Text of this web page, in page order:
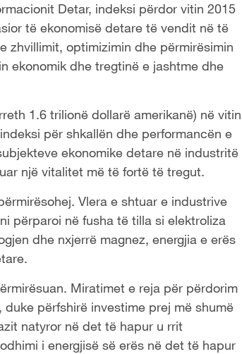
Detar, indeksi përdor vitin 2015
të ekonomisë detare të vendit në të
zhvillimit, optimizimin dhe përmirësimin
ekonomik dhe tregtinë e jashtme dhe
1.6 trilionë dollarë amerikanë) në vitin
për shkallën dhe performancën e
ekonomike detare në industritë
një vitalitet më të fortë të tregut.
Vlera e shtuar e industrive
përparoi në fusha të tilla si elektroliza
dhe nxjerrë magnez, energjia e erës
Miratimet e reja për përdorim
përfshirë investime prej më shumë
natyror në det të hapur u rrit
i energjisë së erës në det të hapur